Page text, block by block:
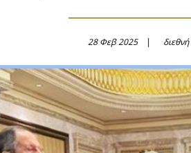
28 Φεβ 2025 διεθνή